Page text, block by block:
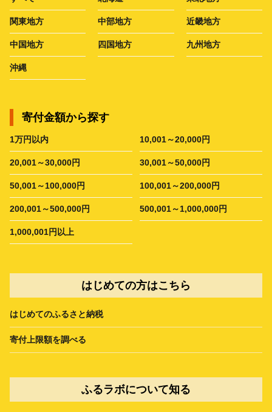
関東地方 中部地方 近畿地方
中国地方 四国地方 九州地方
沖縄
寄付金額から探す
1万円以内 10,001～20,000円
20,001～30,000円 30,001～50,000円
50,001～100,000円 100,001～200,000円
200,001～500,000円 500,001～1,000,000円
1,000,001円以上
はじめての方はこちら
はじめてのふるさと納税
寄付上限額を調べる
ふるラボについて知る